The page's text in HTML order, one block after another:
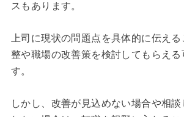
スもあります。
上司に現状の問題点を具体的に伝え
整や職場の改善策を検討してもらえる
す。
しかし、改善が見込めない場合や相